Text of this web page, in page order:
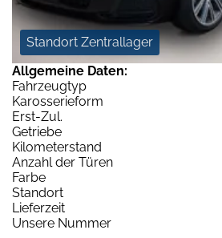
Standort Zentrallager
Allgemeine Daten:
Fahrzeugtyp
Karosserieform
Erst-Zul.
Getriebe
Kilometerstand
Anzahl der Türen
Farbe
Standort
Lieferzeit
Unsere Nummer